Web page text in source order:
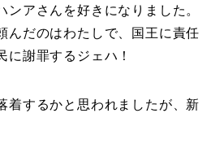
ンアさんを好きになりました。
んだのはわたしで、国王に責任
に謝罪するジェハ！
着するかと思われましたが、新